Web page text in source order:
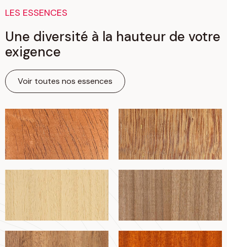
Acajou Angelim
Ayous Bete
LES ESSENCES
Une diversité à la hauteur de votre
exigence
Voir toutes nos essences